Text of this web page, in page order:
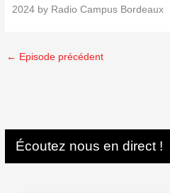
2024 by Radio Campus Bordeaux
← Episode précédent
Écoutez nous en direct !